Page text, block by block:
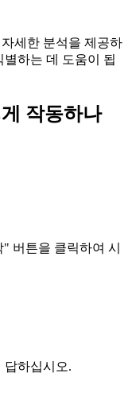
세한 분석을 제공하
하는 데 도움이 됩
작동하나
버튼을 클릭하여 시
답하십시오.